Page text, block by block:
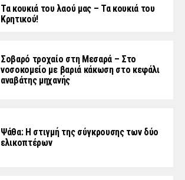
Τα κουκιά του λαού μας – Τα κουκιά του
Κρητικού!
Σοβαρό τροχαίο στη Μεσαρά – Στο
νοσοκομείο με βαριά κάκωση στο κεφάλι
αναβάτης μηχανής
Ψάθα: Η στιγμή της σύγκρουσης των δύο
ελικοπτέρων